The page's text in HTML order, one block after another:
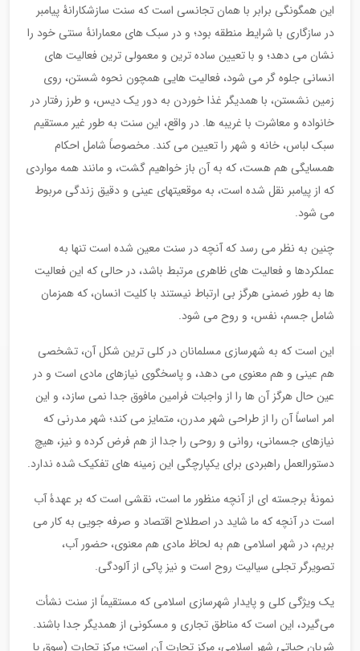
این همگونگی برابر با همان تجانسی است که سنت سازشکارانۀ پیامبر
در سازگاری با شرایط منطقه بود؛ و در سبک های معمارانۀ سنتی خود را
نشان می دهد؛ و با تعیین ساده ترین و معمولی ترین فعالیت های
انسانی جلوه گر می شود، فعالیت هایی همچون نحوه شستن، روی
زمین نشستن، با همدیگر غذا خوردن به دور یک دیس، و طرز رفتار در
خانواده و معاشرت با غریبه ها. در واقع، این سنت به طور غیر مستقیم
سبک لباس، خانه و شهر را تعیین می کند. مخصوصاً شامل احکام
همسایگی هم هست، که به آن باز خواهیم گشت، و مانند همه مواردی
که از پیامبر نقل شده است، به موقعیتهای عینی و دقیق زندگی مربوط
می شود.
چنین به نظر می رسد که آنچه در سنت معین شده است تنها به
عملکردها و فعالیت های ظاهری مرتبط باشد، در حالی که این فعالیت
ها به طور ضمنی هرگز بی ارتباط نیستند با کلیت انسان، که همزمان
شامل جسم، نفس، و روح می شود.
این است که به شهرسازی مسلمانان در کلی ترین شکل آن، تشخصی
هم عینی و هم معنوی می دهد، و پاسخگوی نیازهای مادی است و در
عین حال هرگز آن ها را از واجبات فرامین مافوق جدا نمی سازد، و این
امر اساساً آن را از طراحی شهر مدرن، متمایز می کند؛ شهر مدرنی که
نیازهای جسمانی، روانی و روحی را جدا از هم فرض کرده و نیز، هیچ
دستورالعمل راهبردی برای یکپارچگی این زمینه های تفکیک شده ندارد.
نمونۀ برجسته ای از آنچه منظور ما است، نقشی است که بر عهدۀ آب
است در آنچه که ما شاید در اصطلاح اقتصاد و صرفه جویی به کار می
بریم، در شهر اسلامی هم به لحاظ مادی هم معنوی، حضور آب،
تصویرگر تجلی سیالیت روح است و نیز پاکی از آلودگی.
یک ویژگی کلی و پایدار شهرسازی اسلامی که مستقیماً از سنت نشأت
می‌گیرد، این است که مناطق تجاری و مسکونی از همدیگر جدا باشند.
شریان حیاتی شهر اسلامی، مرکز تجارت آن است؛ مرکز تجارت (سوق یا